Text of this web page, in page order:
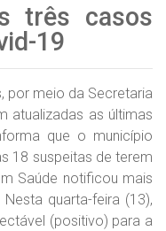
três casos
19
por meio da Secretaria
atualizadas as últimas
que o município
18 suspeitas de terem
Saúde notificou mais
quarta-feira (13),
(positivo) para a